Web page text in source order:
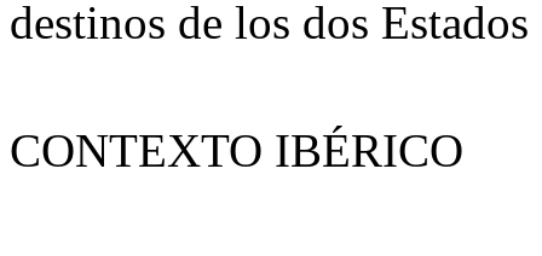
destinos de los dos Estados
CONTEXTO IBÉRICO